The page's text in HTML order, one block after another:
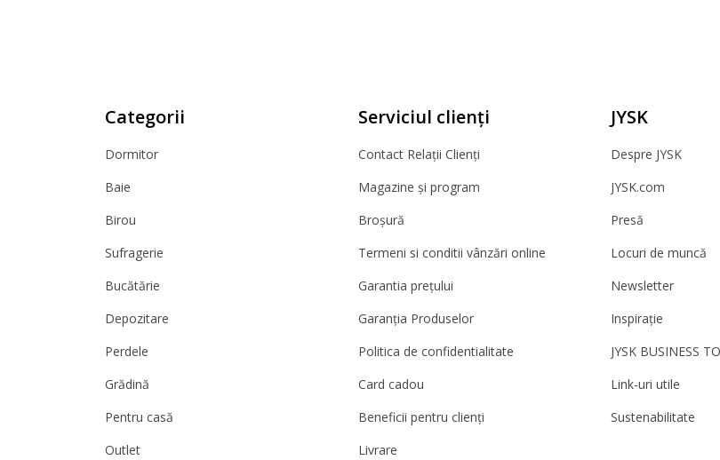
Categorii
Dormitor
Baie
Birou
Sufragerie
Bucătărie
Depozitare
Perdele
Grădină
Pentru casă
Outlet
Serviciul clienți
Contact Relații Clienți
Magazine și program
Broșură
Termeni si conditii vânzări online
Garantia prețului
Garanția Produselor
Politica de confidentialitate
Card cadou
Beneficii pentru clienți
Livrare
JYSK
Despre JYSK
JYSK.com
Presă
Locuri de muncă
Newsletter
Inspirație
JYSK BUSINESS
Link-uri utile
Sustenabilitate